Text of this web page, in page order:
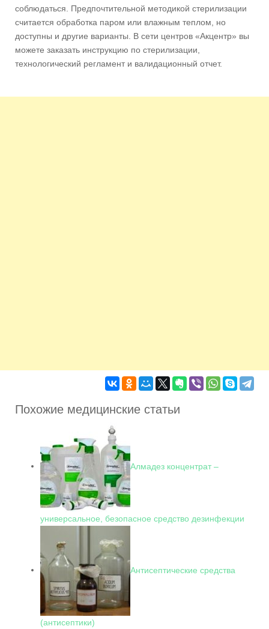
соблюдаться. Предпочтительной методикой стерилизации
считается обработка паром или влажным теплом, но
доступны и другие варианты. В сети центров «Акцентр» вы
можете заказать инструкцию по стерилизации,
технологический регламент и валидационный отчет.
Похожие медицинские статьи
Алмадез концентрат –
универсальное, безопасное средство дезинфекции
Антисептические средства
(антисептики)